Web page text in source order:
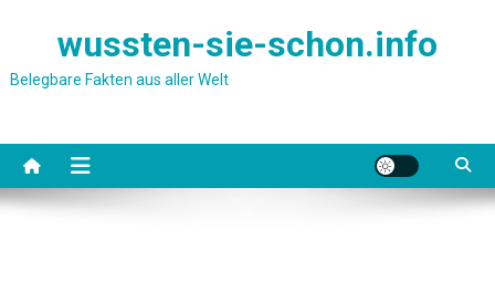
wussten-sie-schon.info
Belegbare Fakten aus aller Welt